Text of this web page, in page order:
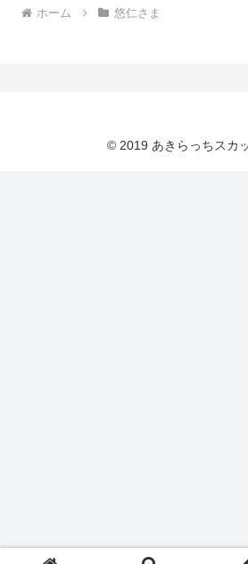
ホーム 悠仁さま
© 2019 あきらっちスカ